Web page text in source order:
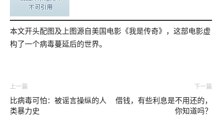
本文开头配图及上图源自美国电影《我是传奇》，这部电影虚
构了一个病毒蔓延后的世界。
上一篇
比病毒可怕：被谣言操纵的人
类暴力史
下一篇
借钱，有些利息是不用还的，
你知道吗？